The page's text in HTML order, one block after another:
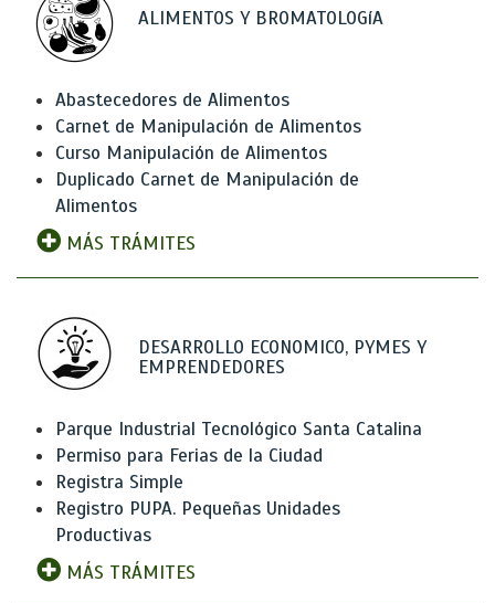
ALIMENTOS Y BROMATOLOGíA
Abastecedores de Alimentos
Carnet de Manipulación de Alimentos
Curso Manipulación de Alimentos
Duplicado Carnet de Manipulación de
Alimentos
MÁS TRÁMITES
DESARROLLO ECONOMICO, PYMES Y
EMPRENDEDORES
Parque Industrial Tecnológico Santa Catalina
Permiso para Ferias de la Ciudad
Registra Simple
Registro PUPA. Pequeñas Unidades
Productivas
MÁS TRÁMITES